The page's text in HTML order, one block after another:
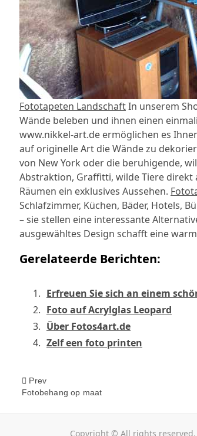
Fototapeten LandschaftIn unserem
Wände beleben und ihnen einen
www.nikkel-art.de ermöglichen es
auf originelle Art die Wände zu
von New York oder die beruhigende,
Abstraktion, Graffitti, wilde Tiere direkt
Räumen ein exklusives Aussehen.
Schlafzimmer, Küchen, Bäder, Hotels,
– sie stellen eine interessante
ausgewähltes Design schafft eine
Gerelateerde Berichten:
Erfreuen Sie sich an einem
Foto auf Acrylglas Leopard
Über Fotos4art.de
Zelf een foto printen
<span
Prev
Fotobehang op maat
Copyright © All rights reserved.